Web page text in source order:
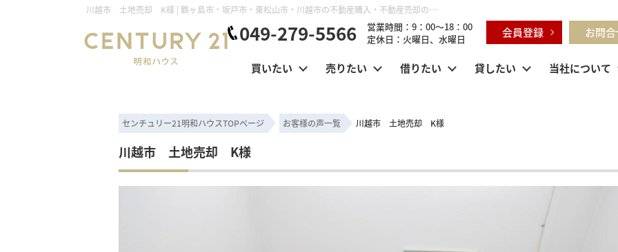
川越市 土地売却 K様 | 鶴ヶ島市・坂戸市・東松山市・川越市の不動産購入・不動産売却のことならセンチュリー21明和ハウス
049-279-5566
営業時間：9：00～18：00
定休日：火曜日、水曜日
会員登録 お問
買いたい 売りたい 借りたい 貸したい 当社について
センチュリー21明和ハウスTOPページ お客様の声一覧 川越市 土地売却 K様
川越市 土地売却 K様